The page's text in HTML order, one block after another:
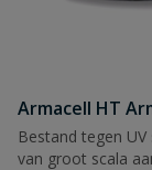
Armacell HT
Bestand tegen
van groot scala